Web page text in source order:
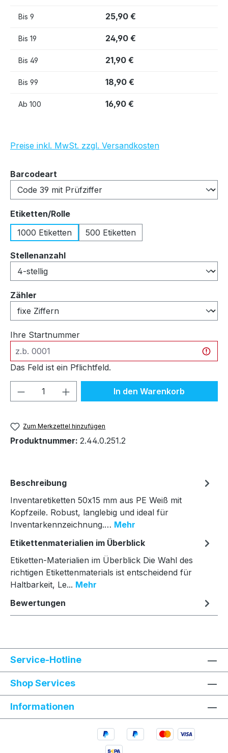
Bis 9 25,90 €
Bis 19 24,90 €
Bis 49 21,90 €
Bis 99 18,90 €
Ab 100 16,90 €
Preise inkl. MwSt. zzgl. Versandkosten
Barcodeart
Etiketten/Rolleauswählen
1000 Etiketten
500 Etiketten
Stellenanzahlauswählen
Zähler
Ihre Startnummer
Das Feld ist ein Pflichtfeld.
Produkt Anzahl: Gib denIn den Warenkorb
Zum Merkzettel hinzufügen
Produktnummer: 2.44.0.251.2
Beschreibung
Inventaretiketten 50x15 mm aus PE Weiß mit
Kopfzeile. Robust, langlebig und ideal für
Inventarkennzeichnung.… Mehr
Etikettenmaterialien im Überblick
Etiketten-Materialien im Überblick Die Wahl des
richtigen Etikettenmaterials ist entscheidend für
Haltbarkeit, Le... Mehr
Bewertungen
Service-Hotline
Shop Services
Informationen